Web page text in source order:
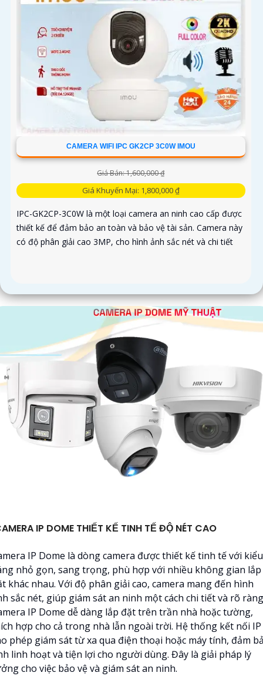
CAMERA WIFI IPC GK2CP 3C0W IMOU
Giá Bán: 1,600,000 ₫
Giá Khuyến Mại: 1,800,000 ₫
IPC-GK2CP-3C0W là một loại camera an ninh cao cấp được
thiết kế để đảm bảo an toàn và bảo vệ tài sản. Camera này
có độ phân giải cao 3MP, cho hình ảnh sắc nét và chi tiết
IP DOME THIẾT KẾ TINH TẾ ĐỘ NÉT CAO
IP Dome là dòng camera được thiết kế tinh tế với kiểu
nhỏ gọn, sang trọng, phù hợp với nhiều không gian lắp
khác nhau. Với độ phân giải cao, camera mang đến hình
sắc nét, giúp giám sát an ninh một cách chi tiết và rõ
IP Dome dễ dàng lắp đặt trên trần nhà hoặc tường,
hợp cho cả trong nhà lẫn ngoài trời. Hệ thống kết nối IP
phép giám sát từ xa qua điện thoại hoặc máy tính, đảm
linh hoạt và tiện lợi cho người dùng. Đây là giải pháp lý
cho việc bảo vệ và giám sát an ninh.